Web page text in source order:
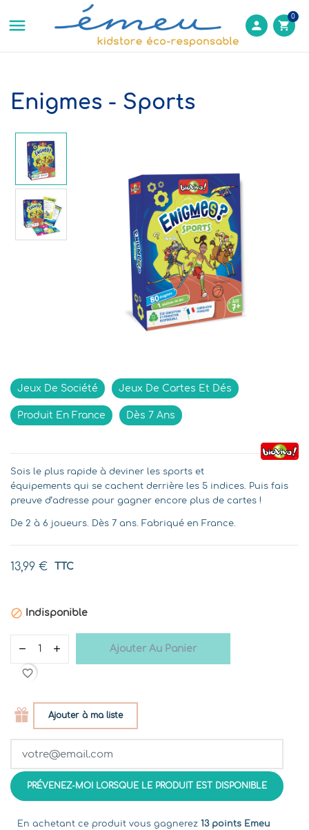
 person shopping_cart
0
Enigmes - Sports
Jeux De Société Jeux De Cartes Et Dés
Produit En France Dès 7 Ans
Sois le plus rapide à deviner les sports et
équipements qui se cachent derrière les 5 indices. Puis fais
preuve d’adresse pour gagner encore plus de cartes !
De 2 à 6 joueurs. Dès 7 ans. Fabriqué en France.
13,99 € TTC
 Indisponible
Ajouter Au Panier
favorite_border
Ajouter à ma liste
PRÉVENEZ-MOI LORSQUE LE PRODUIT EST DISPONIBLE
En achetant ce produit vous gagnerez 13 points Emeu